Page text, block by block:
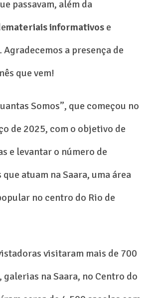
passavam, além da
materiais informativos e
a presença de
que vem!
Somos”, que começou no
de 2025, com o objetivo de
e levantar o número de
atuam na Saara, uma área
no centro do Rio de
visitaram mais de 700
galerias na Saara, no Centro do